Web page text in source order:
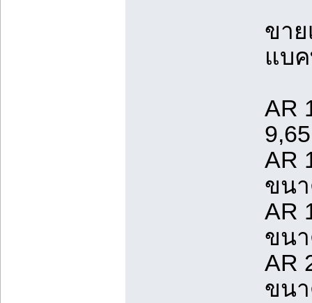
ขา
แบค
AR
AR
ขนา
AR
ขนา
AR
ขนา